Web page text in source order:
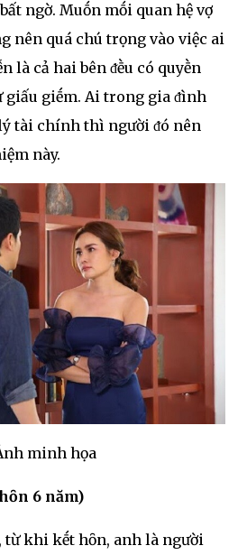
ngờ. Muṓn mṓi quan hệ vợ
nên quá chú trọng vào việc ai
là cả hai bên ᵭḕu có quyḕn
giấu giḗm. Ai trong gia ᵭình
tài chính thì người ᵭó nên
này.
minh họa
6 năm)
khi kḗt hȏn, anh là người